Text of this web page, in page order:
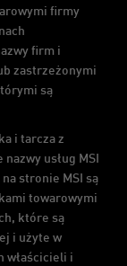
firmy
firm i
zastrzeżonymi
są
i tarcza z
usług MSI
stronie MSI są
towarowymi
które są
i użyte w
właścicieli i